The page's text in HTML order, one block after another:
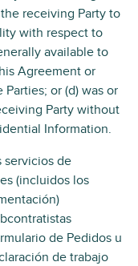
receiving Party to
with respect to
available to
Agreement or
or (d) was or
Party without
Information.
servicios de
(incluidos los
de Pedidos u
de trabajo